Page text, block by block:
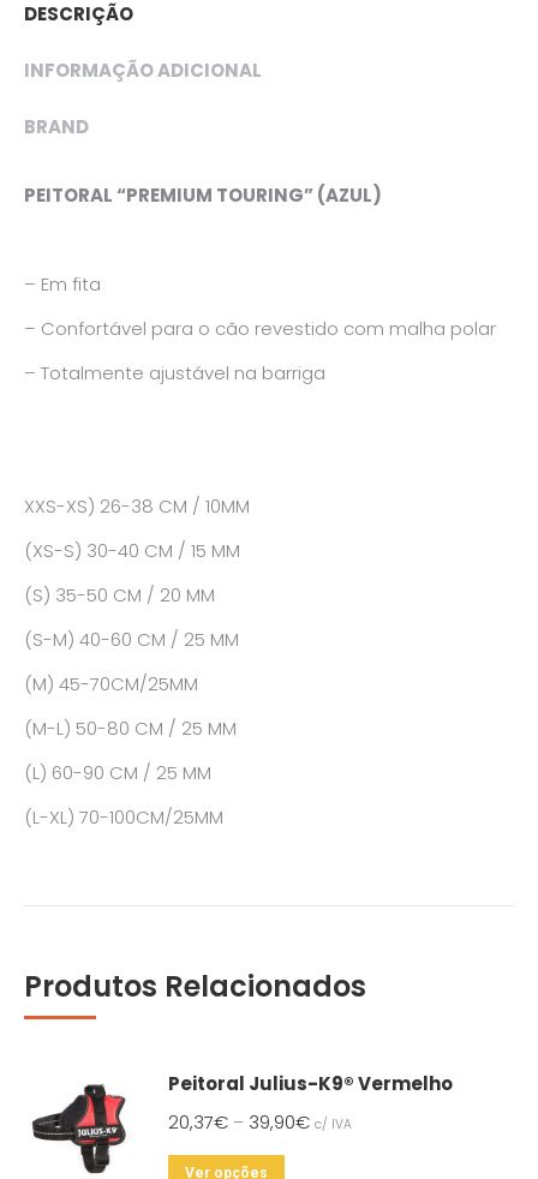
DESCRIÇÃO
INFORMAÇÃO ADICIONAL
BRAND
PEITORAL “PREMIUM TOURING” (AZUL)
– Em fita
– Confortável para o cão revestido com malha polar
– Totalmente ajustável na barriga
XXS-XS) 26-38 CM / 10MM
(XS-S) 30-40 CM / 15 MM
(S) 35-50 CM / 20 MM
(S-M) 40-60 CM / 25 MM
(M) 45-70CM/25MM
(M-L) 50-80 CM / 25 MM
(L) 60-90 CM / 25 MM
(L-XL) 70-100CM/25MM
Produtos Relacionados
Peitoral Julius-K9® Vermelho
20,37€ – 39,90€ c/ IVA
Ver opções